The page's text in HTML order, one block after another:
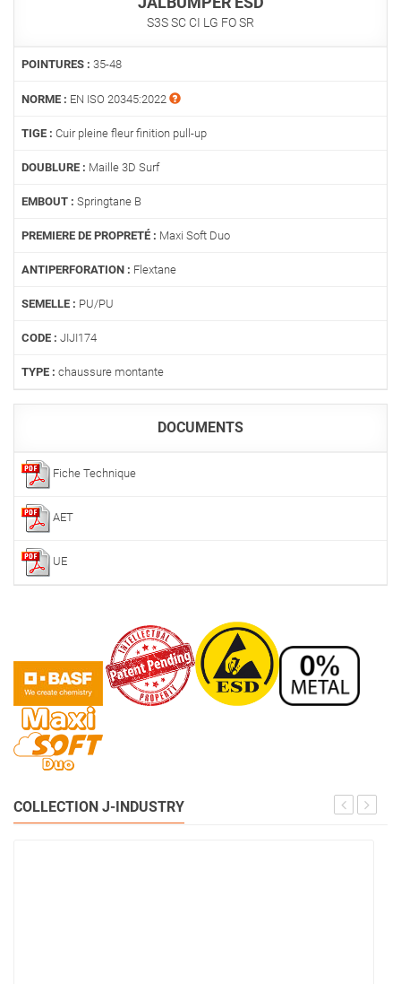
S3S SC CI LG FO SR
POINTURES : 35-48
NORME : EN ISO 20345:2022
TIGE : Cuir pleine fleur finition pull-up
DOUBLURE : Maille 3D Surf
EMBOUT : Springtane B
PREMIERE DE PROPRETÉ : Maxi Soft Duo
ANTIPERFORATION : Flextane
SEMELLE : PU/PU
CODE : JIJI174
TYPE : chaussure montante
DOCUMENTS
Fiche Technique
AET
UE
COLLECTION J-INDUSTRY